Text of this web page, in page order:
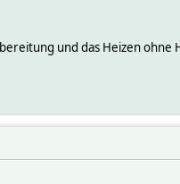
und das Heizen ohne